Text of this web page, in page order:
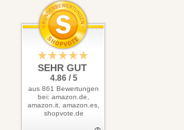
SEHR GUT
4.86 / 5
aus 861 Bewertungen
bei: amazon.de,
amazon.it, amazon.es,
shopvote.de